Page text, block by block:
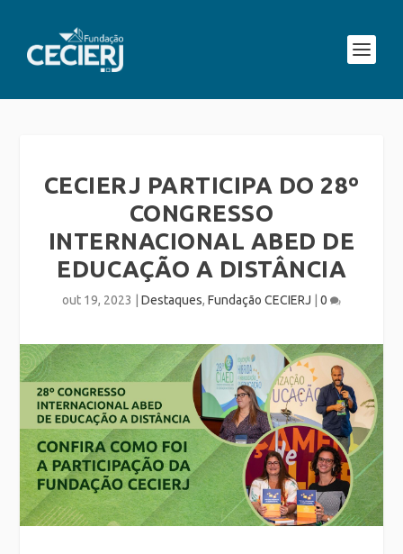
CECIERJ PARTICIPA DO 28º
CONGRESSO
INTERNACIONAL ABED DE
EDUCAÇÃO A DISTÂNCIA
out 19, 2023 Destaques, Fundação CECIERJ 0